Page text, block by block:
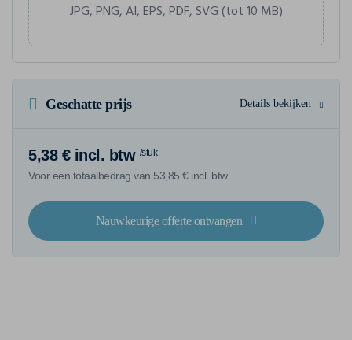
JPG, PNG, AI, EPS, PDF, SVG (tot 10 MB)
Geschatte prijs Details bekijken
5,38 € incl. btw /stuk
Voor een totaalbedrag van 53,85 € incl. btw
Nauwkeurige offerte ontvangen